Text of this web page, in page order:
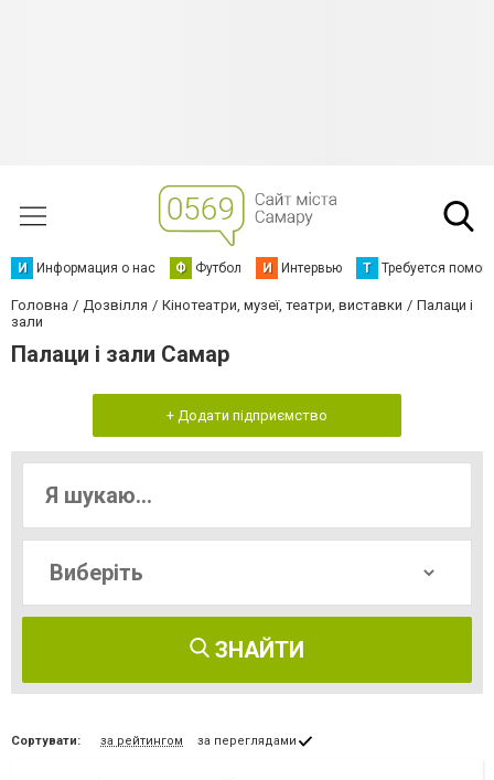
И Информация о нас Ф Футбол И Интервью Т Требуется
Головна Дозвілля Кінотеатри, музеї, театри, виставки
Палаци і
зали
Палаци і зали Самар
+ Додати підприємство
ЗНАЙТИ
Сортувати: за рейтингом за переглядами